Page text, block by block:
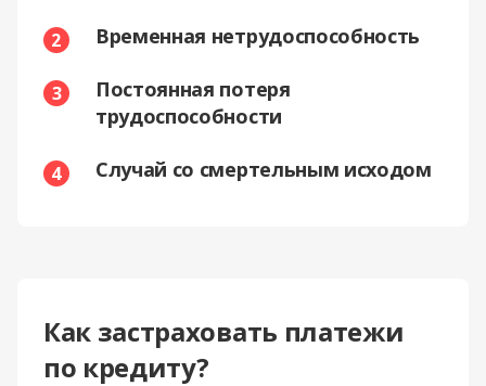
2 Временная нетрудоспособность
3
Постояннaя потеря
трудоспособности
4 Случай со смертельным исходом
Как застраховать платежи
по кредиту?